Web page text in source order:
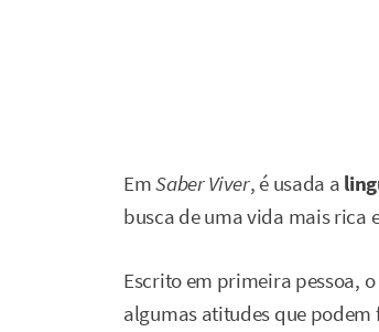
EmSaber Viver, é usada a
busca de uma vida mais rica
Escrito em primeira pessoa,
algumas atitudes que podem